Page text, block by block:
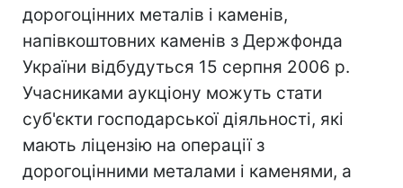
дорогоцінних металів і каменів,
напівкоштовних каменів з Держфонда
України відбудуться 15 серпня 2006 р.
Учасниками аукціону можуть стати
суб'єкти господарської діяльності, які
мають ліцензію на операції з
дорогоцінними металами і каменями, а